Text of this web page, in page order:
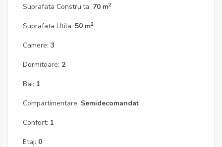
Suprafata Construita: 70 m2
Suprafata Utila: 50 m2
Camere: 3
Dormitoare: 2
Bai: 1
Compartimentare: Semidecomandat
Confort: 1
Etaj: 0